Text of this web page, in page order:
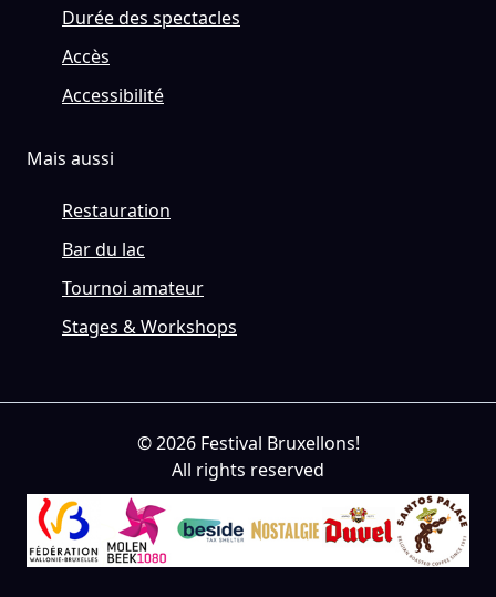
Durée des spectacles
Accès
Accessibilité
Mais aussi
Restauration
Bar du lac
Tournoi amateur
Stages & Workshops
© 2026 Festival Bruxellons!
All rights reserved